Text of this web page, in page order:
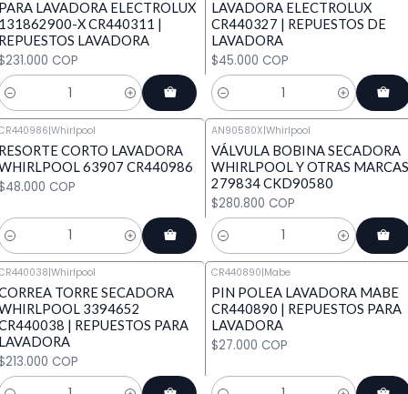
LAVADORA ELECTROLUX
X CR440311 |
LAVADORA
COP
LAVADORA ELECTROLUX
CR440327 | REPUESTOS DE
LAVADORA
$45.000 COP
Cantidad
|Whirlpool
CORTO LAVADORA
63907 CR440986
COP
AN90580X|Whirlpool
VÁLVULA BOBINA SECADORA
WHIRLPOOL Y OTRAS MARCAS
279834 CKD90580
$280.800 COP
Cantidad
|Whirlpool
TORRE SECADORA
3394652
| REPUESTOS PARA
COP
CR440890|Mabe
PIN POLEA LAVADORA MABE
CR440890 | REPUESTOS PARA
LAVADORA
$27.000 COP